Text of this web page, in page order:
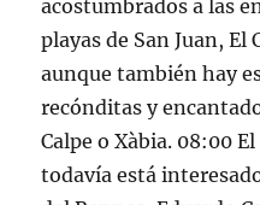
acostumbrados a las
playas de San Juan,
aunque también hay
recónditas y
Calpe o Xàbia. 08:00
todavía está